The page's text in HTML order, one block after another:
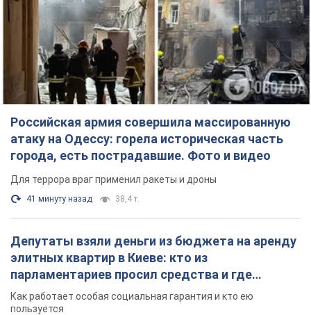
Российская армия совершила массированную
атаку на Одессу: горела историческая часть
города, есть пострадавшие. Фото и видео
Для террора враг применил ракеты и дроны
41 минуту назад 38,4 т.
Депутаты взяли деньги из бюджета на аренду
элитных квартир в Киеве: кто из
парламентариев просил средства и где
поселился
Как работает особая социальная гарантия и кто ею
пользуется